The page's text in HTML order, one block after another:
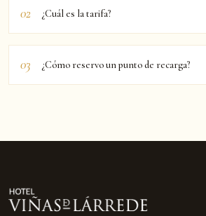
02 ¿Cuál es la tarifa?
03 ¿Cómo reservo un punto de recarga?